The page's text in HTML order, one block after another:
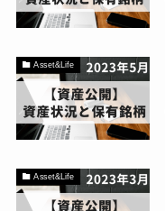
Asset&Life
Asset&Life